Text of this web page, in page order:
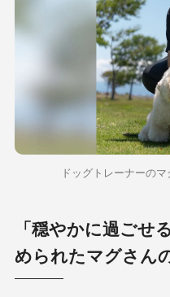
ドッグトレーナーの
「穏やかに過ごせ
められたマグさん